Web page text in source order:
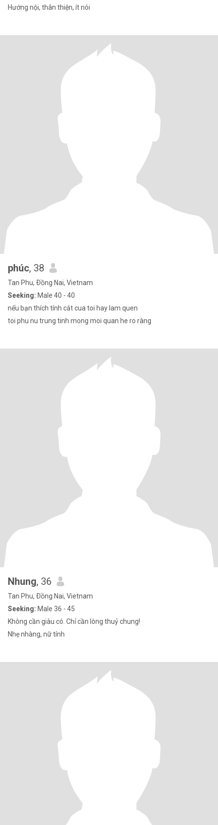
Hướng nội, thân thiện, ít nói
phúc, 38
Tan Phu, Ðồng Nai, Vietnam
Seeking: Male 40 - 40
nếu bạn thích tính cắt cua toi hay lam quen
toi phu nu trung tinh mong moi quan he ro ràng
Nhung, 36
Tan Phu, Ðồng Nai, Vietnam
Seeking: Male 36 - 45
Không cần giàu có. Chỉ cần lòng thuỷ chung!
Nhẹ nhàng, nữ tính